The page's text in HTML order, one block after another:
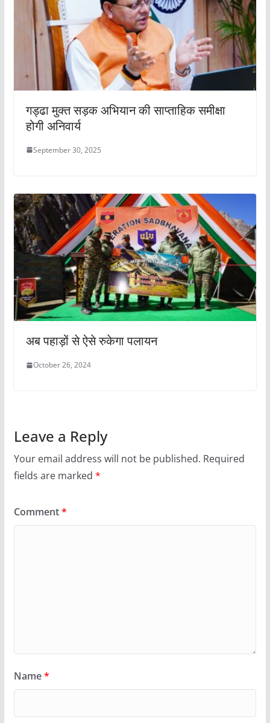
गड्ढा मुक्त सड़क अभियान की साप्ताहिक समीक्षा
होगी अनिवार्य
September 30, 2025
अब पहाड़ों से ऐसे रुकेगा पलायन
October 26, 2024
Leave a Reply
Your email address will not be published. Required
fields are marked *
Comment*
Name*